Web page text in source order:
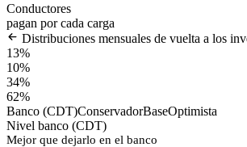
Conductores
pagan por cada carga
Distribuciones mensuales de vuelta a los
13%
10%
34%
62%
Banco (CDT)ConservadorBaseOptimista
Nivel banco (CDT)
Mejor que dejarlo en el banco